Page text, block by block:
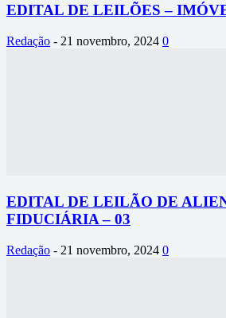
EDITAL DE LEILÕES –
Redação - 21 novembro, 2024 0
EDITAL DE LEILÃO DE
FIDUCIÁRIA – 03
Redação - 21 novembro, 2024 0